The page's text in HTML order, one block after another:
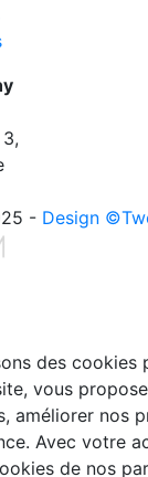
- Design
des cookies
vous
améliorer nos
Avec votre
de nos